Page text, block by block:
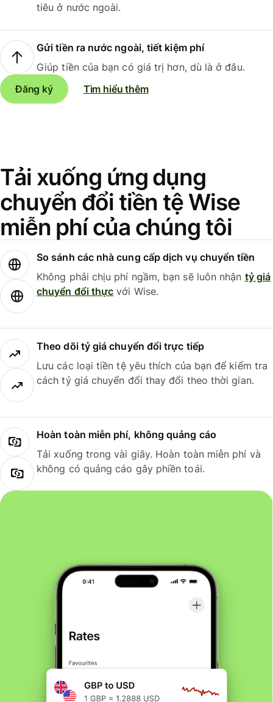
tiêu ở nước ngoài.
Gửi tiền ra nước ngoài, tiết kiệm phí
Giúp tiền của bạn có giá trị hơn, dù là ở đâu.
Đăng ký
Tìm hiểu thêm
Tải xuống ứng dụng
chuyển đổi tiền tệ Wise
miễn phí của chúng tôi
So sánh các nhà cung cấp dịch vụ chuyển tiền
Không phải chịu phí ngầm, bạn sẽ luôn nhận tỷ giá
chuyển đổi thực với Wise.
Theo dõi tỷ giá chuyển đổi trực tiếp
Lưu các loại tiền tệ yêu thích của bạn để kiểm tra
cách tỷ giá chuyển đổi thay đổi theo thời gian.
Hoàn toàn miễn phí, không quảng cáo
Tải xuống trong vài giây. Hoàn toàn miễn phí và
không có quảng cáo gây phiền toái.